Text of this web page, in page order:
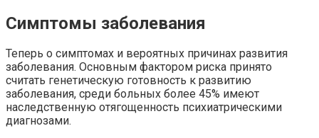
Симптомы заболевания
Теперь о симптомах и вероятных причинах развития
заболевания. Основным фактором риска принято
считать генетическую готовность к развитию
заболевания, среди больных более 45% имеют
наследственную отягощенность психиатрическими
диагнозами.